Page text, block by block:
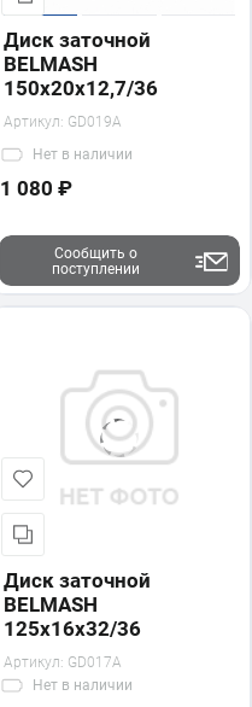
Диск заточной
BELMASH
150х20х12,7/36
Артикул: GD019A
Нет в наличии
1 080 ₽
Сообщить о
поступлении
Диск заточной
BELMASH
125х16х32/36
Артикул: GD017A
Нет в наличии